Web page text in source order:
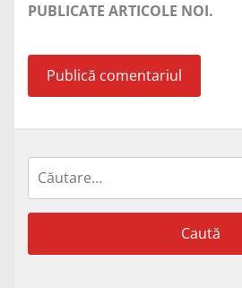
PUBLICATE ARTICOLE NOI.
Caută
după: